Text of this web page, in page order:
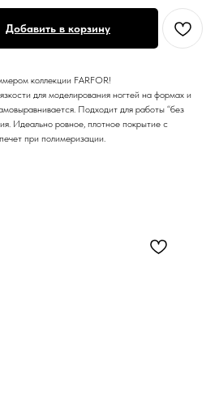
Добавить в корзину
коллекции FARFOR!
для моделирования ногтей на формах и
Подходит для работы “без
Идеально ровное, плотное покрытие с
при полимеризации.